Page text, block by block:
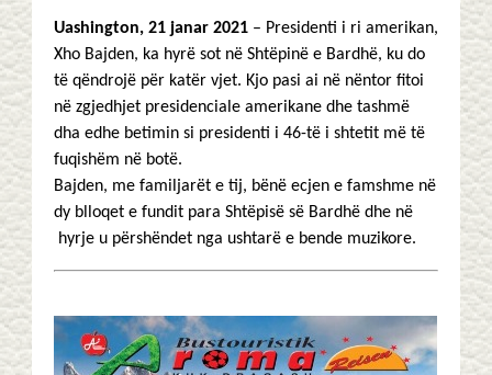
Uashington, 21 janar 2021 – Presidenti i ri amerikan,
Xho Bajden, ka hyrë sot në Shtëpinë e Bardhë, ku do
të qëndrojë për katër vjet. Kjo pasi ai në nëntor fitoi
në zgjedhjet presidenciale amerikane dhe tashmë
dha edhe betimin si presidenti i 46-të i shtetit më të
fuqishëm në botë.
Bajden, me familjarët e tij, bënë ecjen e famshme në
dy blloqet e fundit para Shtëpisë së Bardhë dhe në
hyrje u përshëndet nga ushtarë e bende muzikore.